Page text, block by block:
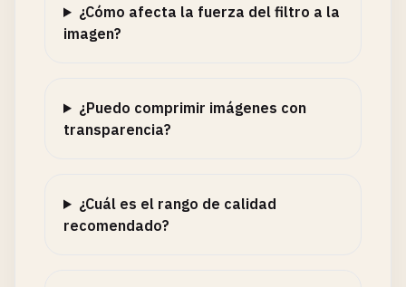
¿Cómo afecta la fuerza del filtro a la
imagen?
¿Puedo comprimir imágenes con
transparencia?
¿Cuál es el rango de calidad
recomendado?